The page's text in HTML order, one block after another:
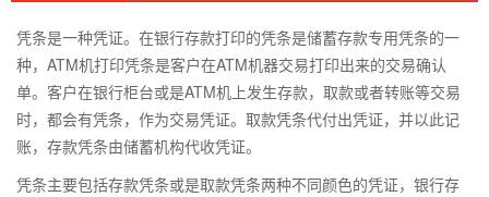
凭条是一种凭证。在银行存款打印的凭条是储蓄存款专用凭条的一
种，ATM机打印凭条是客户在ATM机器交易打印出来的交易确认
单。客户在银行柜台或是ATM机上发生存款，取款或者转账等交易
时，都会有凭条，作为交易凭证。取款凭条代付出凭证，并以此记
账，存款凭条由储蓄机构代收凭证。
凭条主要包括存款凭条或是取款凭条两种不同颜色的凭证，银行存